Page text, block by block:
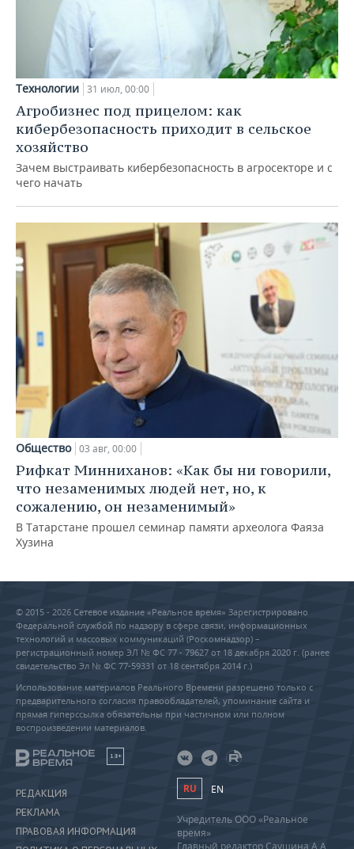
Технологии 31 июл, 00:00
Агробизнес под прицелом: как
кибербезопасность приходит в сельское
хозяйство
Зачем выстраивать кибербезопасность в агросекторе и с
чего начать
Общество 03 авг, 00:00
Рифкат Минниханов: «Как бы ни говорили,
что незаменимых людей нет, но, к
сожалению, он незаменимый»
В Татарстане прошел семинар памяти археолога Фаяза
Хузина
© 2015 - 2026 Сетевое издание «Реальное время» Зарегистрировано
Федеральной службой по надзору в сфере связи, информационных
технологий и массовых коммуникаций (Роскомнадзор) –
регистрационный номер ЭЛ № ФС 77 - 79627 от 18 декабря 2020 г. (ранее
свидетельство Эл № ФС 77-59331 от 18 сентября 2014 г.)
Использование материалов Реального Времени разрешено только с
предварительного согласия правообладателей, упоминание сайта и
прямая гиперссылка обязательны при частичном или полном
воспроизведении материалов.
18+
РЕДАКЦИЯ
РЕКЛАМА
ПРАВОВАЯ ИНФОРМАЦИЯ
RU EN
Учредитель ООО «Реальное
время»
Главный редактор Саушина А.А.